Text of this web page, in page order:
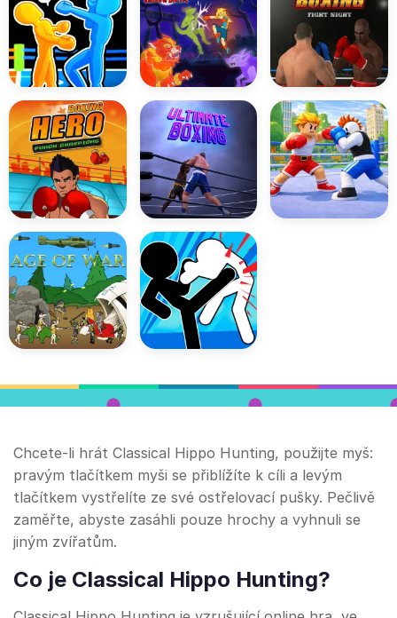
Chcete-li hrát Classical Hippo Hunting, použijte myš:
pravým tlačítkem myši se přiblížíte k cíli a levým
tlačítkem vystřelíte ze své ostřelovací pušky. Pečlivě
zaměřte, abyste zasáhli pouze hrochy a vyhnuli se
jiným zvířatům.
Co je Classical Hippo Hunting?